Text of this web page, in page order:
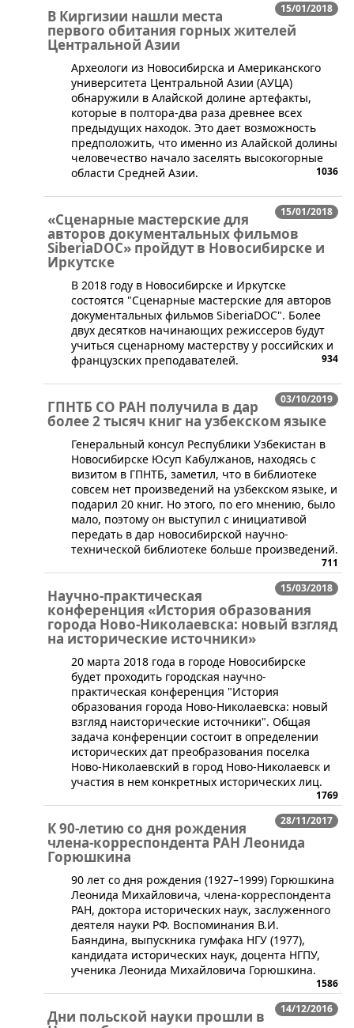
15/01/2018
В Киргизии нашли места
первого обитания горных жителей
Центральной Азии
Археологи из Новосибирска и Американского
университета Центральной Азии (АУЦА)
обнаружили в Алайской долине артефакты,
которые в полтора-два раза древнее всех
предыдущих находок. Это дает возможность
предположить, что именно из Алайской долины
человечество начало заселять высокогорные
области Средней Азии.
1036
15/01/2018
«Сценарные мастерские для
авторов документальных фильмов
SiberiaDOC» пройдут в Новосибирске и
Иркутске
​В 2018 году в Новосибирске и Иркутске
состоятся "Сценарные мастерские для авторов
документальных фильмов SiberiaDOC". Более
двух десятков начинающих режиссеров будут
учиться сценарному мастерству у российских и
французских преподавателей.
934
03/10/2019
ГПНТБ СО РАН получила в дар
более 2 тысяч книг на узбекском языке
​Генеральный консул Республики Узбекистан в
Новосибирске Юсуп Кабулжанов, находясь с
визитом в ГПНТБ, заметил, что в библиотеке
совсем нет произведений на узбекском языке, и
подарил 20 книг. Но этого, по его мнению, было
мало, поэтому он выступил с инициативой
передать в дар новосибирской научно-
технической библиотеке больше произведений.
711
15/03/2018
Научно-практическая
конференция «История образования
города Ново-Николаевска: новый взгляд
на исторические источники»
​20 марта 2018 года в городе Новосибирске
будет проходить городская научно-
практическая конференция "История
образования города Ново-Николаевска: новый
взгляд наисторические источники". Общая
задача конференции состоит в определении
исторических дат преобразования поселка
Ново-Николаевский в город Ново-Николаевск и
участия в нем конкретных исторических лиц.
1769
28/11/2017
К 90-летию со дня рождения
члена-корреспондента РАН Леонида
Горюшкина
90 лет со дня рождения (1927–1999) Горюшкина
Леонида Михайловича, члена-корреспондента
РАН, доктора исторических наук, заслуженного
деятеля науки РФ. Воспоминания В.И.
Баяндина, выпускника гумфака НГУ (1977),
кандидата исторических наук, доцента НГПУ,
ученика ​Леонида Михайловича Горюшкина.
1586
14/12/2016
Дни польской науки прошли в